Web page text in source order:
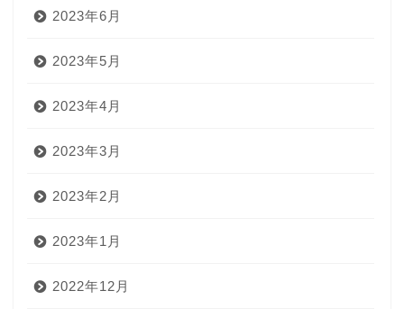
2023年6月
2023年5月
2023年4月
2023年3月
2023年2月
2023年1月
2022年12月